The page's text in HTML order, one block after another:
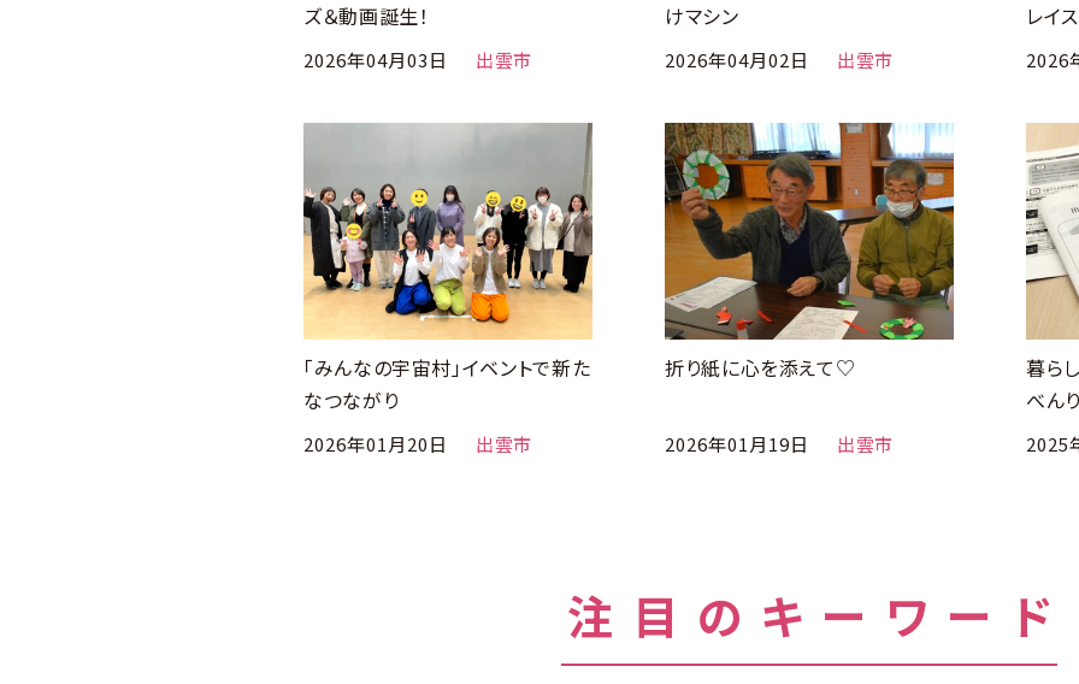
出雲市
2026年04月03日
ズ＆動画誕生！
出雲市
2026年04月02日
けマシン
2026
レイ
出雲市
2026年01月20日
「みんなの宇宙村」イベントで新た
なつながり
出雲市
2026年01月19日
折り紙に心を添えて♡
2025
暮ら
べん
注目のキーワード